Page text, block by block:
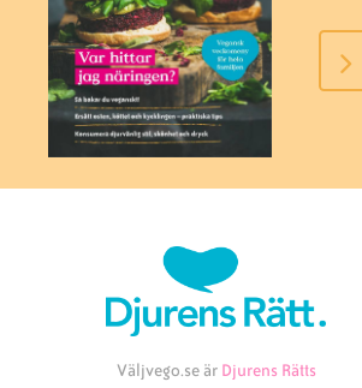
Väljvego.se är Djurens Rätts